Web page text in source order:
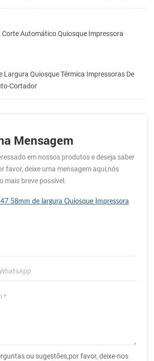
Corte Automático Quiosque Impressora
Largura Quiosque Térmica Impressoras De
Cortador
Mensagem
em nossos produtos e deseja saber
favor, deixe uma mensagem aqui,nós
mais breve possível.
58mm de largura Quiosque Impressora
ou sugestões,por favor, deixe-nos